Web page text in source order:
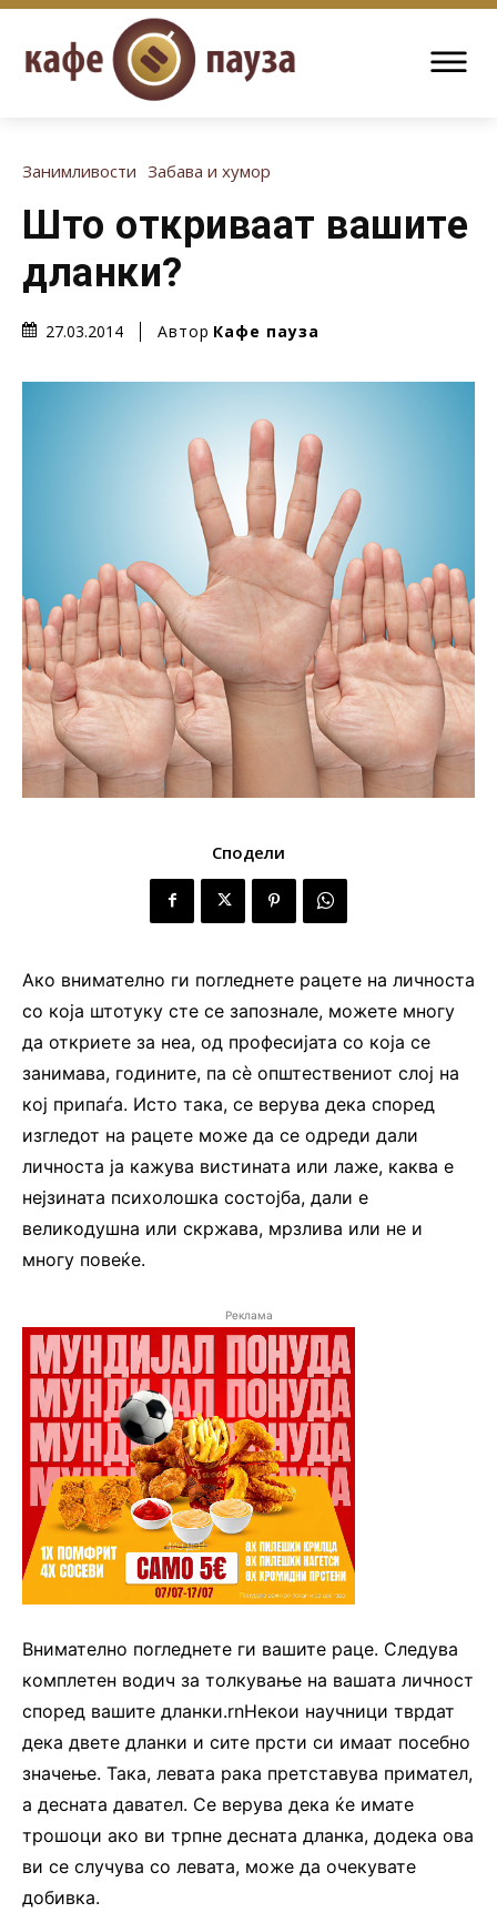
Занимливости Забава и хумор
Што откриваат вашите
дланки?
27.03.2014 Автор Кафе пауза
Сподели
Ако внимателно ги погледнете рацете на личноста
со која штотуку сте се запознале, можете многу
да откриете за неа, од професијата со која се
занимава, годините, па сѐ општествениот слој на
кој припаѓа. Исто така, се верува дека според
изгледот на рацете може да се одреди дали
личноста ја кажува вистината или лаже, каква е
нејзината психолошка состојба, дали е
великодушна или скржава, мрзлива или не и
многу повеќе.
Реклама
Внимателно погледнете ги вашите раце. Следува
комплетен водич за толкување на вашата личност
според вашите дланки.rnНекои научници тврдат
дека двете дланки и сите прсти си имаат посебно
значење. Така, левата рака претставува примател,
а десната давател. Се верува дека ќе имате
трошоци ако ви трпне десната дланка, додека ова
ви се случува со левата, може да очекувате
добивка.